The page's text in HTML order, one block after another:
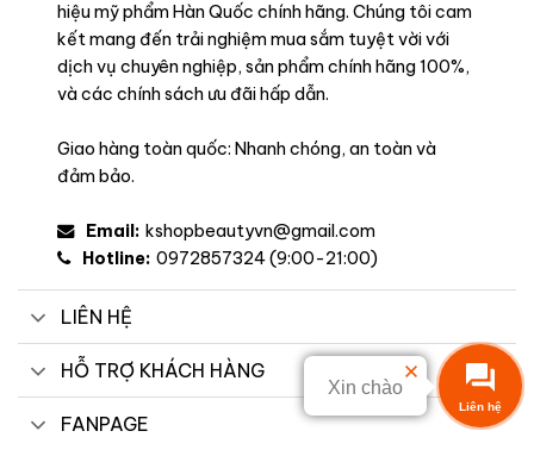
Liên hệ
Xin chào
hiệu mỹ phẩm Hàn Quốc chính hãng. Chúng tôi cam
kết mang đến trải nghiệm mua sắm tuyệt vời với
dịch vụ chuyên nghiệp, sản phẩm chính hãng 100%,
và các chính sách ưu đãi hấp dẫn.
Giao hàng toàn quốc: Nhanh chóng, an toàn và
đảm bảo.
Email: kshopbeautyvn@gmail.com
Hotline: 0972857324 (9:00-21:00)
LIÊN HỆ
HỖ TRỢ KHÁCH HÀNG
FANPAGE